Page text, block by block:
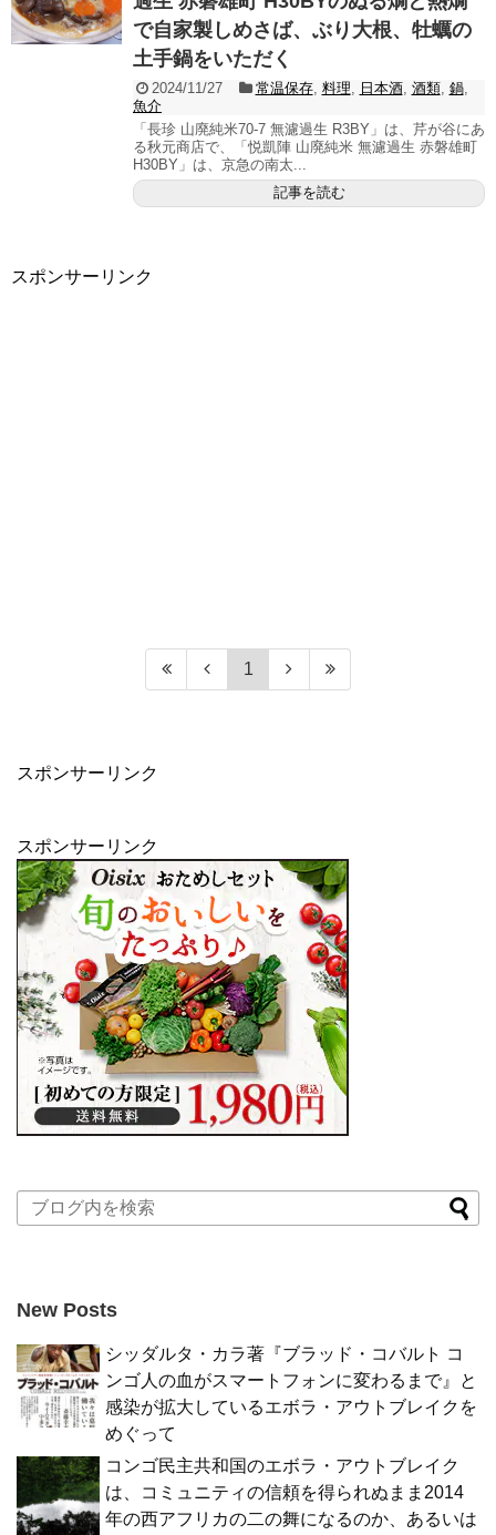
で自家製しめさば、ぶり大根、牡蠣の
土手鍋をいただく
2024/11/27 常温保存, 料理, 日本酒, 酒類, 鍋,
魚介
「長珍 山廃純米70-7 無濾過生 R3BY」は、芹が谷にあ
る秋元商店で、「悦凱陣 山廃純米 無濾過生 赤磐雄町
H30BY」は、京急の南太...
記事を読む
スポンサーリンク
1
スポンサーリンク
スポンサーリンク
New Posts
シッダルタ・カラ著『ブラッド・コバルト コ
ンゴ人の血がスマートフォンに変わるまで』と
感染が拡大しているエボラ・アウトブレイクを
めぐって
コンゴ民主共和国のエボラ・アウトブレイク
は、コミュニティの信頼を得られぬまま2014
年の西アフリカの二の舞になるのか、あるいは